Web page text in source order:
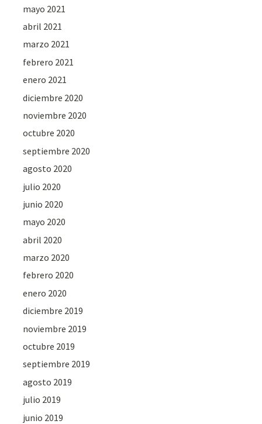
mayo 2021
abril 2021
marzo 2021
febrero 2021
enero 2021
diciembre 2020
noviembre 2020
octubre 2020
septiembre 2020
agosto 2020
julio 2020
junio 2020
mayo 2020
abril 2020
marzo 2020
febrero 2020
enero 2020
diciembre 2019
noviembre 2019
octubre 2019
septiembre 2019
agosto 2019
julio 2019
junio 2019